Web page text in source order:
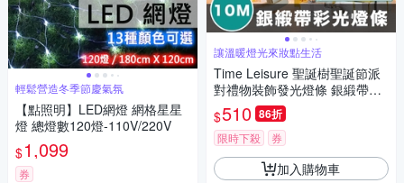
輕鬆營造冬季節慶氣氛
【點照明】LED網燈 網格星星
燈 總燈數120燈-110V/220V
$1,099
券
讓溫暖燈光來妝點生活
Time Leisure 聖誕樹聖誕節派
對禮物裝飾發光燈條 銀緞帶彩
光/10M
$510 86折
限時下殺 券
加入購物車